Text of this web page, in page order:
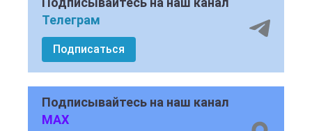
Телеграм
Подписаться
Подписывайтесь на наш канал
MAX